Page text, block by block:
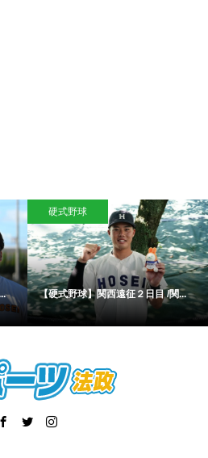
硬式野球
【硬式野球】関西遠征２日目 /関...